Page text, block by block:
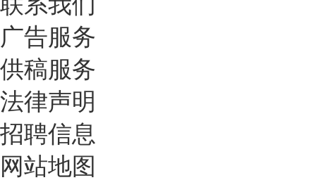
广告服务
供稿服务
法律声明
招聘信息
网站地图